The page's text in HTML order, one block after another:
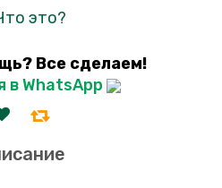
это?
Все сделаем!
в WhatsApp